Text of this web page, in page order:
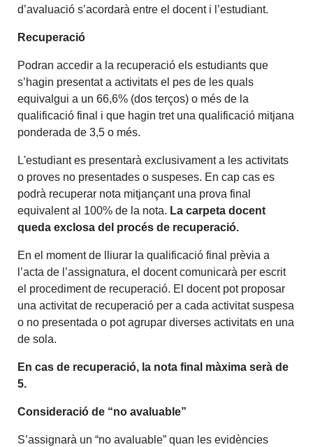
d’avaluació s’acordarà entre el docent i l’estudiant.
Recuperació
Podran accedir a la recuperació els estudiants que
s’hagin presentat a activitats el pes de les quals
equivalgui a un 66,6% (dos terços) o més de la
qualificació final i que hagin tret una qualificació mitjana
ponderada de 3,5 o més.
L'estudiant es presentarà exclusivament a les activitats
o proves no presentades o suspeses. En cap cas es
podrà recuperar nota mitjançant una prova final
equivalent al 100% de la nota. La carpeta docent
queda exclosa del procés de recuperació.
En el moment de lliurar la qualificació final prèvia a
l’acta de l’assignatura, el docent comunicarà per escrit
el procediment de recuperació. El docent pot proposar
una activitat de recuperació per a cada activitat suspesa
o no presentada o pot agrupar diverses activitats en una
de sola.
En cas de recuperació, la nota final màxima serà de
5.
Consideració de “no avaluable”
S’assignarà un “no avaluable” quan les evidències